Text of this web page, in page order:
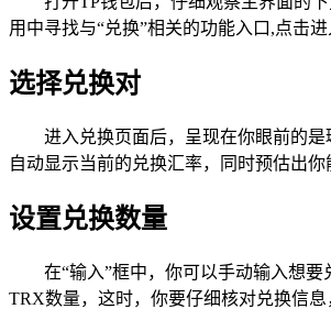
用中寻找与“兑换”相关的功能入口,点击进
选择兑换对
进入兑换页面后，呈现在你眼前的
自动显示当前的兑换汇率，同时预估出
设置兑换数量
在“输入”框中，你可以手动输入想
TRX数量，这时，你要仔细核对兑换信